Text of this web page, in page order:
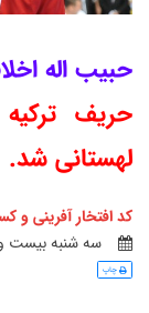
حبیب اله
حریف
لهستانی شد.
کد افتخار آفرینی و
سه شنبه بيست و
چاپ